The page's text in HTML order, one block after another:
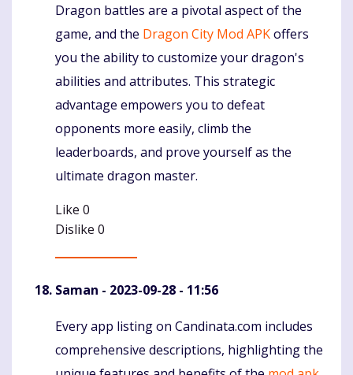
Komentaras
Dragon battles are a pivotal aspect of the
game, and the Dragon City Mod APKoffers
you the ability to customize your dragon's
abilities and attributes. This strategic
advantage empowers you to defeat
opponents more easily, climb the
leaderboards, and prove yourself as the
ultimate dragon master.
Like 0
Dislike 0
Saman - 2023-09-28 - 11:56
Komentaras
Every app listing on Candinata.com includes
comprehensive descriptions, highlighting the